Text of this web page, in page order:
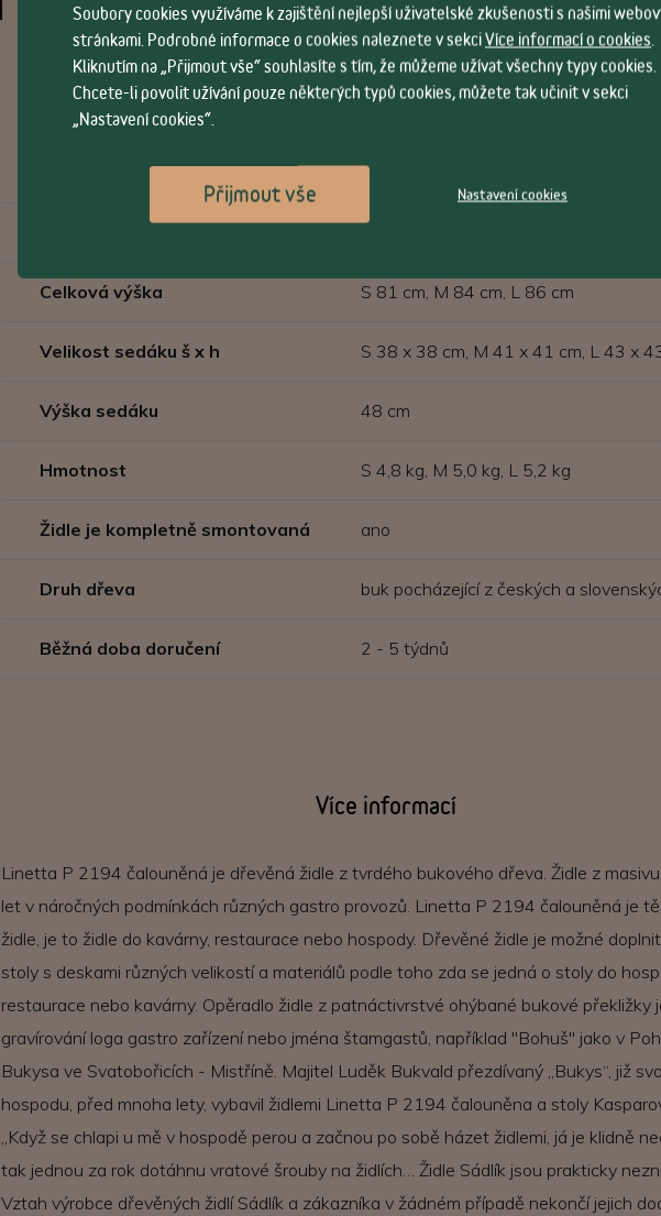
Celková výška S 81 cm, M 84 cm, L 86 cm
Velikost sedáku š x h S 38 x 38 cm, M 41 x 41 cm, L 43 x
Výška sedáku 48 cm
Hmotnost S 4,8 kg, M 5,0 kg, L 5,2 kg
Židle je kompletně smontovaná ano
Druh dřeva buk pocházející z českých a
Běžná doba doručení 2 - 5 týdnů
Více informací
Linetta P 2194 čalouněná je dřevěná židle z tvrdého bukového dřeva. Židle z
let v náročných podmínkách různých gastro provozů. Linetta P 2194 čalouněná je
židle, je to židle do kavárny, restaurace nebo hospody. Dřevěné židle je možné
stoly s deskami různých velikostí a materiálů podle toho zda se jedná o stoly do
restaurace nebo kavárny. Opěradlo židle z patnáctivrstvé ohýbané bukové překližky
gravírování loga gastro zařízení nebo jména štamgastů, například "Bohuš" jako v
Bukysa ve Svatobořicích - Mistříně. Majitel Luděk Bukvald přezdívaný „Bukys“, již
hospodu, před mnoha lety, vybavil židlemi Linetta P 2194 čalouněna a stoly
„Když se chlapi u mě v hospodě perou a začnou po sobě házet židlemi, já je klidně
tak jednou za rok dotáhnu vratové šrouby na židlích… Židle Sádlík jsou prakticky
Vztah výrobce dřevěných židlí Sádlík a zákazníka v žádném případě nekončí jejich
Soubory cookies využíváme k zajištění nejlepší uživatelské zkušenosti s našimi
stránkami. Podrobné informace o cookies naleznete v sekciVíce informací o cookies.
Kliknutím na „Přijmout vše“ souhlasíte s tím, že můžeme užívat všechny typy cookies.
Chcete-li povolit užívání pouze některých typů cookies, můžete tak učinit v sekci
„Nastavení cookies“.
Přijmout vše Nastavení cookies